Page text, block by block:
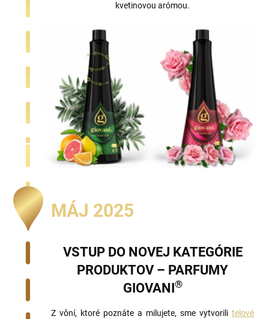
kvetinovou arómou.
MÁJ 2025
VSTUP DO NOVEJ KATEGÓRIE
PRODUKTOV – PARFUMY
GIOVANI®
Z vôní, ktoré poznáte a milujete, sme vytvorili telové